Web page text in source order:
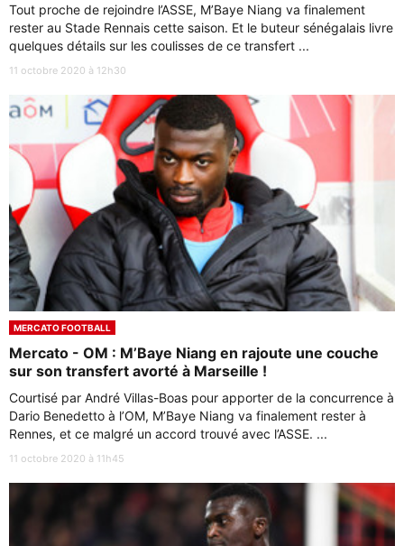
Tout proche de rejoindre l’ASSE, M’Baye Niang va finalement
rester au Stade Rennais cette saison. Et le buteur sénégalais livre
quelques détails sur les coulisses de ce transfert ...
11 octobre 2020 à 12h30
MERCATO FOOTBALL
Mercato - OM : M’Baye Niang en rajoute une couche
sur son transfert avorté à Marseille !
Courtisé par André Villas-Boas pour apporter de la concurrence à
Dario Benedetto à l’OM, M’Baye Niang va finalement rester à
Rennes, et ce malgré un accord trouvé avec l’ASSE. ...
11 octobre 2020 à 11h45